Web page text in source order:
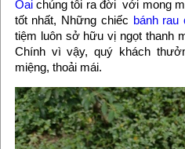
Oaichúng tôi ra đời với mong
tốt nhất, Những chiếc bánh rau
tiệm luôn sở hữu vị ngọt thanh
Chính vì vậy, quý khách
miệng, thoải mái.